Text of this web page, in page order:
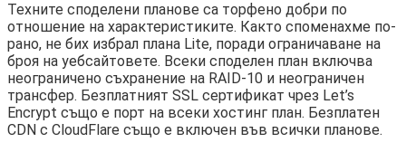
Техните споделени планове са торфено добри по
отношение на характеристиките. Както споменахме по-
рано, не бих избрал плана Lite, поради ограничаване на
броя на уебсайтовете. Всеки споделен план включва
неограничено съхранение на RAID-10 и неограничен
трансфер. Безплатният SSL сертификат чрез Let’s
Encrypt също е порт на всеки хостинг план. Безплатен
CDN с CloudFlare също е включен във всички планове.